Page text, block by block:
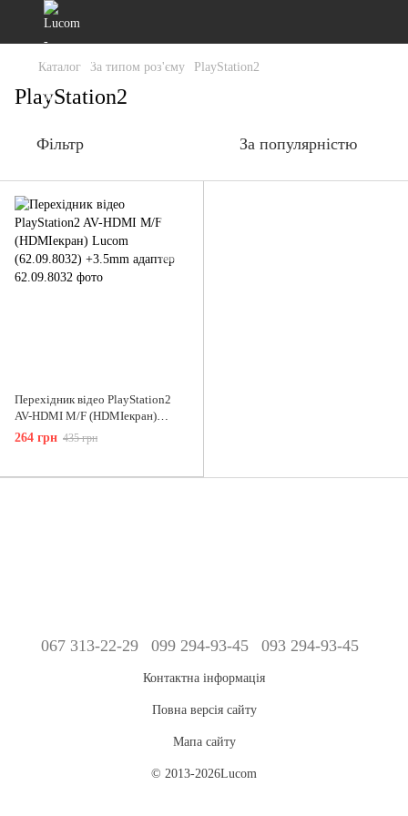
Каталог За типом роз'єму PlayStation2
PlayStation2
Фільтр За популярністю
Перехідник відео PlayStation2
AV-HDMI M/F (HDMIекран)
Lucom (62.09.8032) +3.5mm
адаптер
264 грн 435 грн
067 313-22-29 099 294-93-45 093 294-93-45
Контактна інформація
Повна версія сайту
Мапа сайту
© 2013-2026Lucom